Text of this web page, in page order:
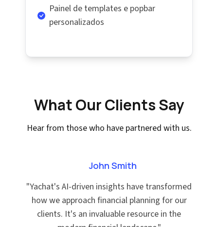
Painel de templates e popbar
personalizados
What Our Clients Say
Hear from those who have partnered with us.
John Smith
"Yachat's AI-driven insights have transformed
how we approach financial planning for our
clients. It's an invaluable resource in the